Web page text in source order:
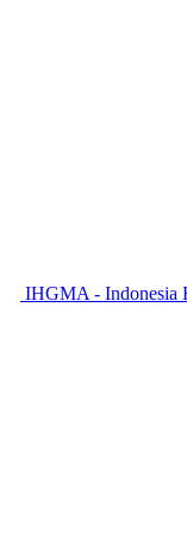
IHGMA - Indonesia